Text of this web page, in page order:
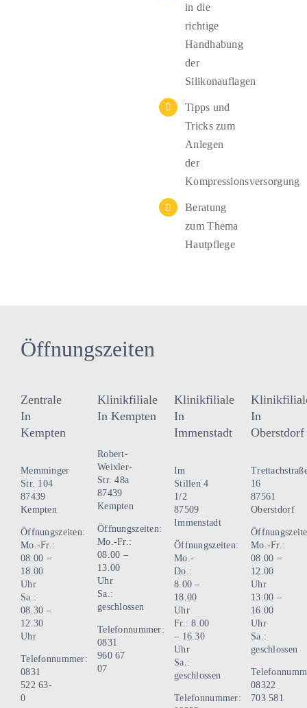
in die
richtige
Handhabung
der
Silikonauflagen
Tipps und
Tricks zum
Anlegen
der
Kompressionsversorgung
Beratung
zum Thema
Hautpflege
Öffnungszeiten
Zentrale
In
Kempten
Memminger
Str. 104
87439
Kempten
Öffnungszeiten:
Mo.-Fr.:
08.00 –
18.00
Uhr
Sa.:
08.30 –
12.30
Uhr
Telefonnummer:
0831
522 63-
0
Klinikfiliale
In Kempten
Robert-
Weixler-
Str. 48a
87439
Kempten
Öffnungszeiten:
Mo.-Fr.:
08.00 –
13.00
Uhr
Sa.:
geschlossen
Telefonnummer:
0831
960 67
07
Klinikfiliale
In
Immenstadt
Im
Stillen 4
1/2
87509
Immenstadt
Öffnungszeiten:
Mo.-
Do.:
8.00 –
18.00
Uhr
Fr.: 8.00
– 16.30
Uhr
Sa.:
geschlossen
Telefonnummer:
In
Oberstdorf
16
87561
Oberstdorf
Mo.-Fr.:
08.00 –
12.00
Uhr
13:00 –
16:00
Uhr
Sa.:
geschlossen
08322
703 581